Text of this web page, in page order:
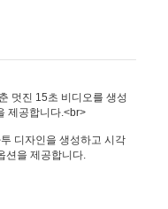
멋진 15초 비디오를 생성
제공합니다.<br>
디자인을 생성하고 시각
션을 제공합니다.